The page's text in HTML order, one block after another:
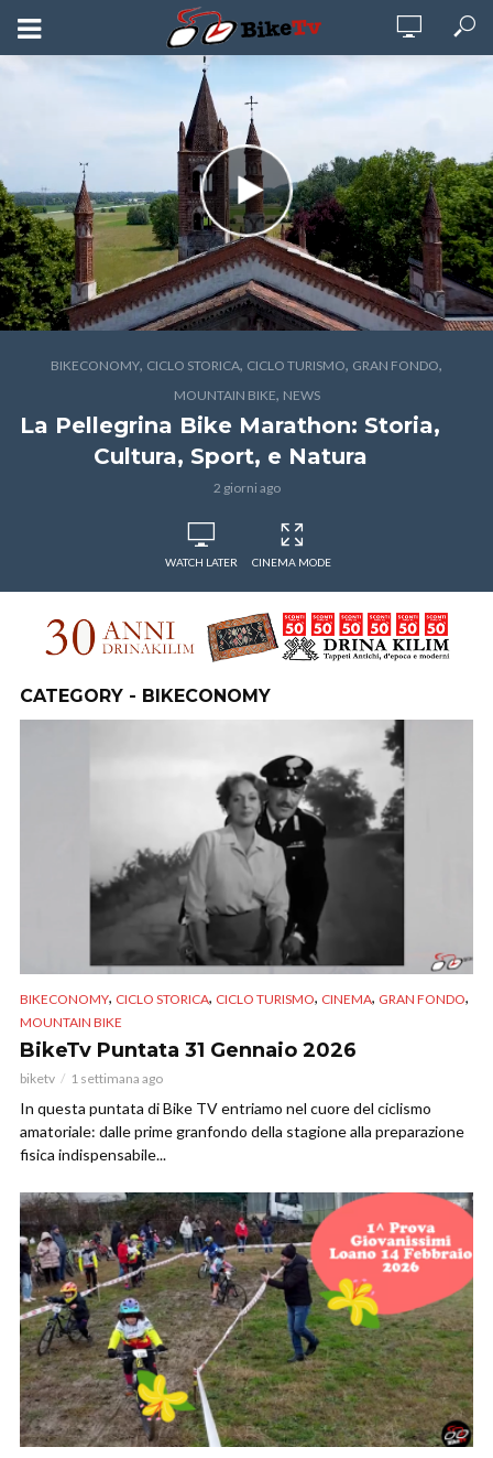
BIKECONOMY, CICLO STORICA, CICLO TURISMO, GRAN FONDO,
MOUNTAIN BIKE, NEWS
La Pellegrina Bike Marathon: Storia,
Cultura, Sport, e Natura
2 giorni ago
WATCH LATER CINEMA MODE
CATEGORY - BIKECONOMY
BIKECONOMY, CICLO STORICA, CICLO TURISMO, CINEMA, GRAN FONDO,
MOUNTAIN BIKE
BikeTv Puntata 31 Gennaio 2026
biketv 1 settimana ago
In questa puntata di Bike TV entriamo nel cuore del ciclismo
amatoriale: dalle prime granfondo della stagione alla preparazione
fisica indispensabile...